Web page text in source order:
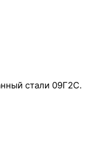
стали 09Г2С.